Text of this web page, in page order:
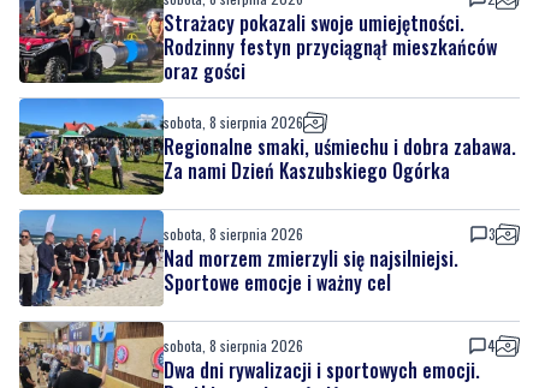
sobota, 8 sierpnia 2026
Regionalne smaki, uśmiechu i dobra zabawa.
Za nami Dzień Kaszubskiego Ogórka
sobota, 8 sierpnia 2026 3
Nad morzem zmierzyli się najsilniejsi.
sobota, 8 sierpnia 2026
Dwa dni rywalizacji i sportowych emocji.